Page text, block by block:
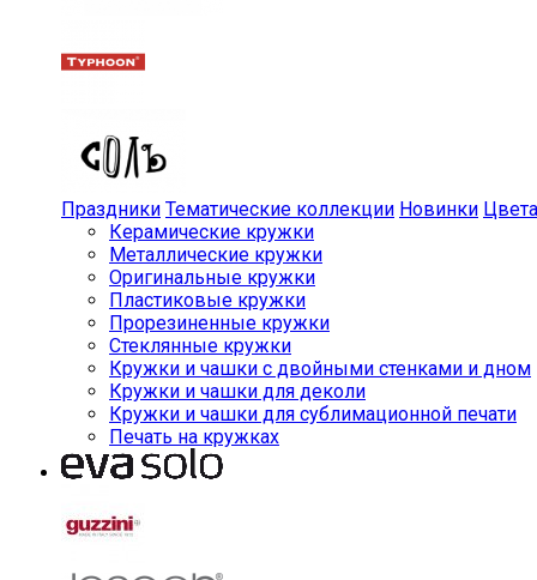
Праздники Тематические коллекции Новинки Цвета
Керамические кружки
Металлические кружки
Оригинальные кружки
Пластиковые кружки
Прорезиненные кружки
Стеклянные кружки
Кружки и чашки с двойными стенками и дном
Кружки и чашки для деколи
Кружки и чашки для сублимационной печати
Печать на кружках